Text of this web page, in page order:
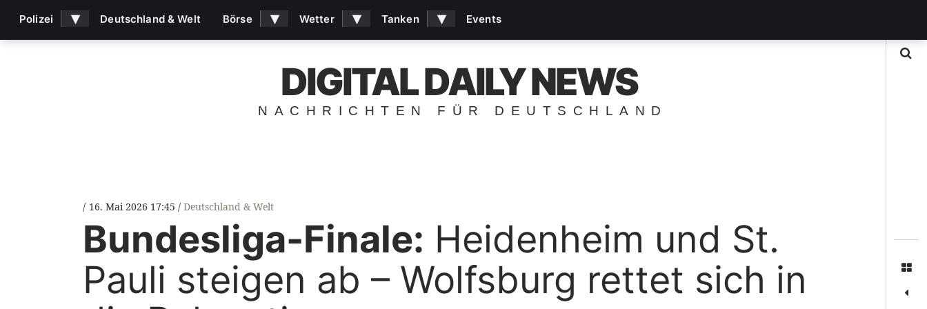
DIGITAL DAILY NEWS
NACHRICHTEN FÜR DEUTSCHLAND
16. Mai 2026 17:45 Deutschland & Welt
Bundesliga-Finale: Heidenheim und St.
Pauli steigen ab – Wolfsburg rettet sich in
Polizei ▾ Deutschland & Welt Börse ▾ Wetter ▾ Tanken ▾ Events